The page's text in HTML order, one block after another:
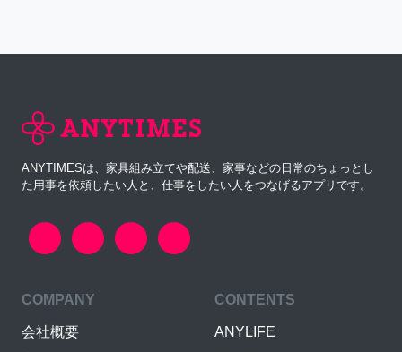
ANYTIMESは、家具組み立てや配送、家事などの日常のちょっとし
た用事を依頼したい人と、仕事をしたい人をつなげるアプリです。
COMPANY
会社概要
CONTENTS
ANYLIFE